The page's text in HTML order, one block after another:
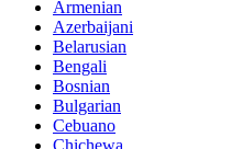
Armenian
Azerbaijani
Belarusian
Bengali
Bosnian
Bulgarian
Cebuano